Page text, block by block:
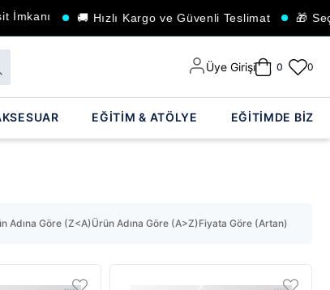
🚚 Hızlı Kargo ve Güvenli Teslimat 🎁 Seçili
Üye Girişi 0 0
EĞİTİM & ATÖLYE EĞİTİMDE BİZ
Fiyata Göre (Artan)
Ürün Adına Göre (A>Z)
Adına Göre (Z<A)